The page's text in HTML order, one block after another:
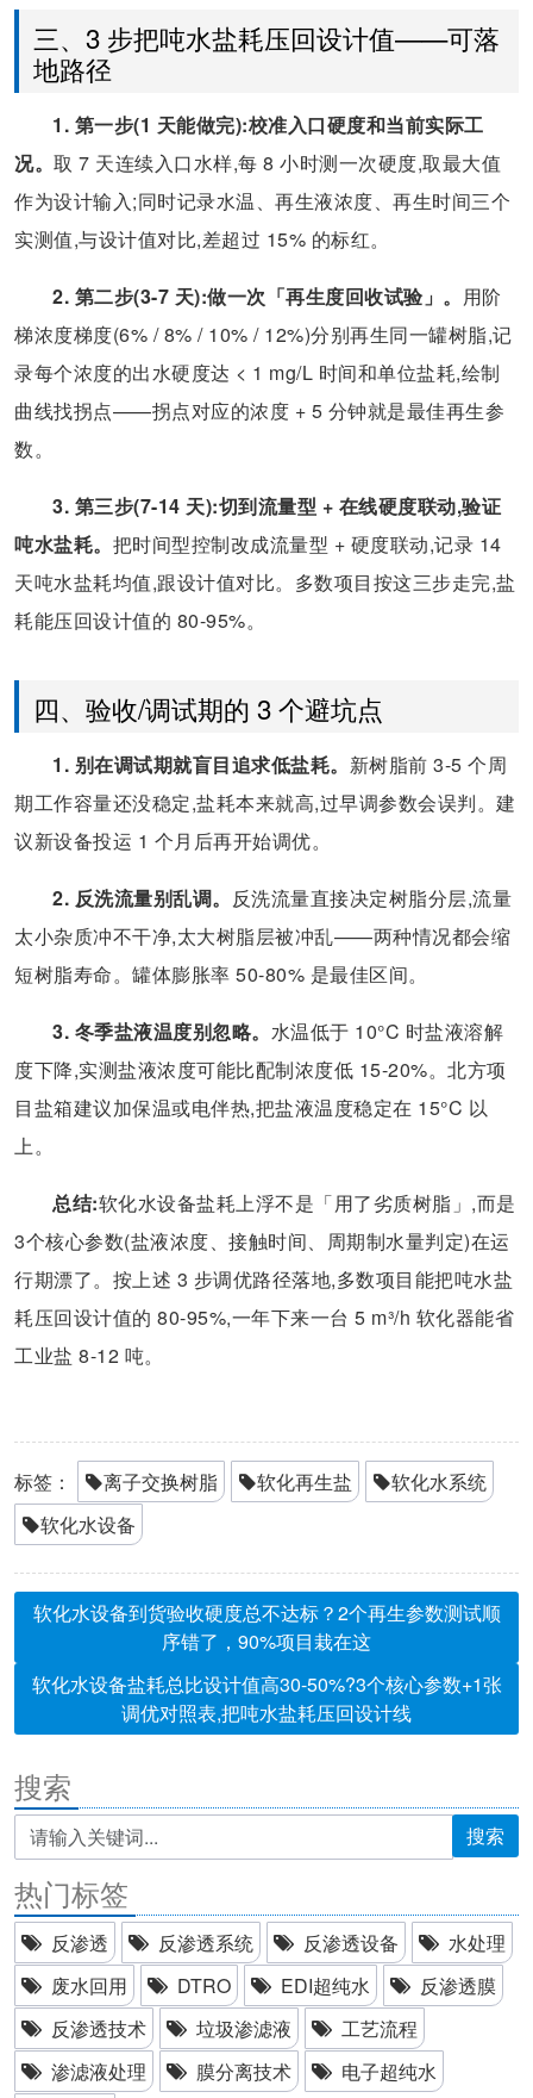
三、3 步把吨水盐耗压回设计值——可落
地路径
1. 第一步(1 天能做完):校准入口硬度和当前实际工
况。 取 7 天连续入口水样,每 8 小时测一次硬度,取最大值
作为设计输入;同时记录水温、再生液浓度、再生时间三个
实测值,与设计值对比,差超过 15% 的标红。
2. 第二步(3-7 天):做一次「再生度回收试验」。 用阶
梯浓度梯度(6% / 8% / 10% / 12%)分别再生同一罐树脂,记
录每个浓度的出水硬度达 < 1 mg/L 时间和单位盐耗,绘制
曲线找拐点——拐点对应的浓度 + 5 分钟就是最佳再生参
数。
3. 第三步(7-14 天):切到流量型 + 在线硬度联动,验证
吨水盐耗。 把时间型控制改成流量型 + 硬度联动,记录 14
天吨水盐耗均值,跟设计值对比。多数项目按这三步走完,盐
耗能压回设计值的 80-95%。
四、验收/调试期的 3 个避坑点
1. 别在调试期就盲目追求低盐耗。 新树脂前 3-5 个周
期工作容量还没稳定,盐耗本来就高,过早调参数会误判。建
议新设备投运 1 个月后再开始调优。
2. 反洗流量别乱调。 反洗流量直接决定树脂分层,流量
太小杂质冲不干净,太大树脂层被冲乱——两种情况都会缩
短树脂寿命。罐体膨胀率 50-80% 是最佳区间。
3. 冬季盐液温度别忽略。 水温低于 10°C 时盐液溶解
度下降,实测盐液浓度可能比配制浓度低 15-20%。北方项
目盐箱建议加保温或电伴热,把盐液温度稳定在 15°C 以
上。
总结:软化水设备盐耗上浮不是「用了劣质树脂」,而是
3个核心参数(盐液浓度、接触时间、周期制水量判定)在运
行期漂了。按上述 3 步调优路径落地,多数项目能把吨水盐
耗压回设计值的 80-95%,一年下来一台 5 m³/h 软化器能省
工业盐 8-12 吨。
标签： 离子交换树脂 软化再生盐
软化水系统
软化水设备
软化水设备到货验收硬度总不达标？2个再生参数测试顺
序错了，90%项目栽在这
软化水设备盐耗总比设计值高30-50%?3个核心参数+1张
调优对照表,把吨水盐耗压回设计线
搜索
搜索
热门标签
反渗透 反渗透系统 反渗透设备
水处理
废水回用
DTRO EDI超纯水
反渗透膜
反渗透技术
垃圾渗滤液
工艺流程
渗滤液处理
膜分离技术
电子超纯水